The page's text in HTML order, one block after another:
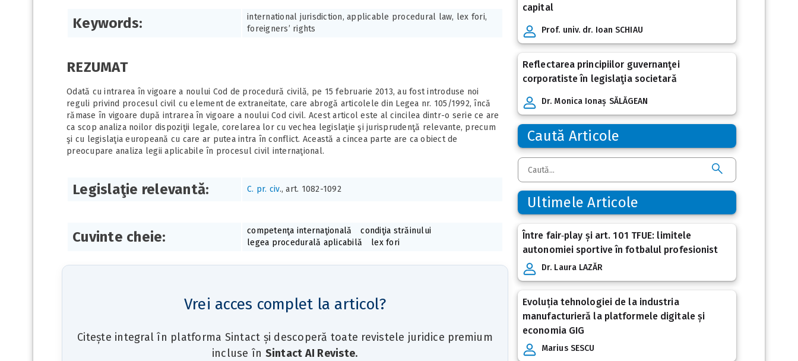
Keywords:
international jurisdiction, applicable procedural law, lex fori,
foreigners’ rights
REZUMAT
Odată cu intrarea în vigoare a noului Cod de procedură civilă, pe 15 februarie 2013, au fost introduse noi
reguli privind procesul civil cu element de extraneitate, care abrogă articolele din Legea nr. 105/1992, încă
rămase în vigoare după intrarea în vigoare a noului Cod civil. Acest articol este al cincilea dintr-o serie ce are
ca scop analiza noilor dispoziţii legale, corelarea lor cu vechea legislaţie şi jurisprudenţă relevante, precum
şi cu legislaţia europeană cu care ar putea intra în conflict. Această a cincea parte are ca obiect de
preocupare analiza legii aplicabile în procesul civil internaţional.
Legislaţie relevantă: C. pr. civ., art. 1082-1092
Cuvinte cheie: competenţa internaţională
condiţia străinului
legea procedurală aplicabilă
lex fori
Vrei acces complet la articol?
Citește integral în platforma Sintact și descoperă toate revistele juridice premium
incluse în Sintact AI Reviste.
capital
Prof. univ. dr. Ioan SCHIAU
Reflectarea principiilor guvernanţei
corporatiste în legislaţia societară
Dr. Monica Ionaș SĂLĂGEAN
Caută Articole
Ultimele Articole
Între fair‑play și art. 101 TFUE: limitele
autonomiei sportive în fotbalul profesionist
Dr. Laura LAZĂR
Evoluția tehnologiei de la industria
manufacturieră la platformele digitale și
economia GIG
Marius SESCU